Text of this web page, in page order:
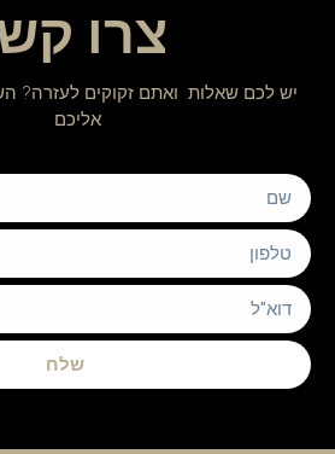
צרו
יש לכם שאלות ואתם זקוקים לעזרה?
אליכם
שלח